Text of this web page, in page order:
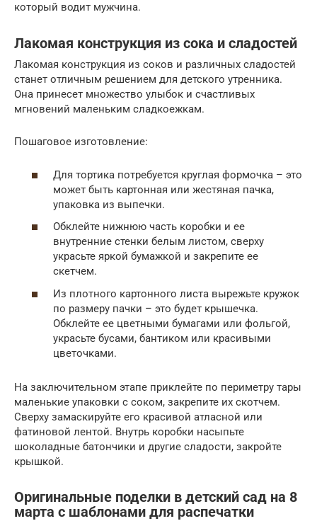
который водит мужчина.
Лакомая конструкция из сока и сладостей
Лакомая конструкция из соков и различных сладостей
станет отличным решением для детского утренника.
Она принесет множество улыбок и счастливых
мгновений маленьким сладкоежкам.
Пошаговое изготовление:
Для тортика потребуется круглая формочка – это
может быть картонная или жестяная пачка,
упаковка из выпечки.
Обклейте нижнюю часть коробки и ее
внутренние стенки белым листом, сверху
украсьте яркой бумажкой и закрепите ее
скетчем.
Из плотного картонного листа вырежьте кружок
по размеру пачки – это будет крышечка.
Обклейте ее цветными бумагами или фольгой,
украсьте бусами, бантиком или красивыми
цветочками.
На заключительном этапе приклейте по периметру тары
маленькие упаковки с соком, закрепите их скотчем.
Сверху замаскируйте его красивой атласной или
фатиновой лентой. Внутрь коробки насыпьте
шоколадные батончики и другие сладости, закройте
крышкой.
Оригинальные поделки в детский сад на 8
марта с шаблонами для распечатки